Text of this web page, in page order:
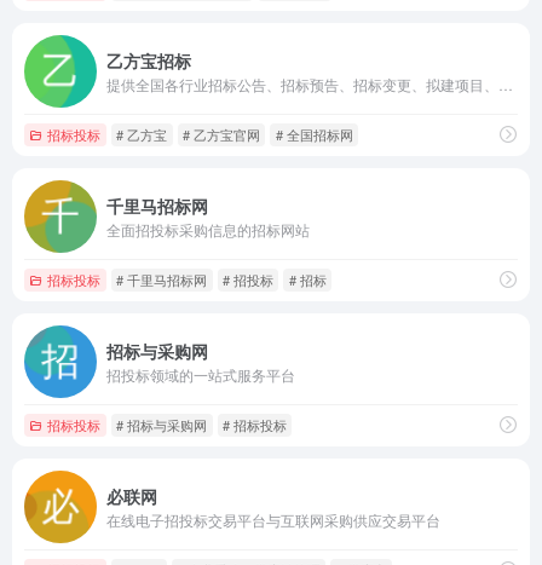
乙方宝招标
招标投标 # 乙方宝 # 乙方宝官网 # 全国招标网
千里马招标网
全面招投标采购信息的招标网站
招标投标 # 千里马招标网 # 招投标 # 招标
招标与采购网
招投标领域的一站式服务平台
招标投标 # 招标与采购网 # 招标投标
必联网
在线电子招投标交易平台与互联网采购供应交易平台